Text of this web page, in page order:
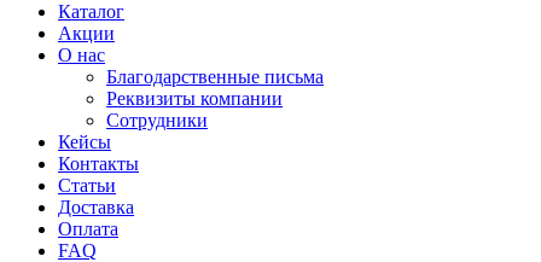
Каталог
Акции
О нас
Благодарственные письма
Реквизиты компании
Сотрудники
Кейсы
Контакты
Статьи
Доставка
Оплата
FAQ